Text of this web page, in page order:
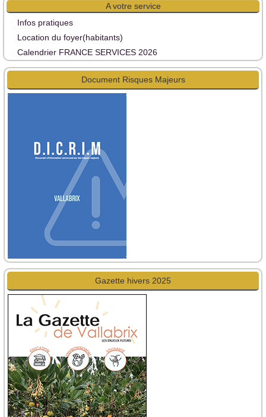
A votre service
Infos pratiques
Location du foyer(habitants)
Calendrier FRANCE SERVICES 2026
Document Risques Majeurs
Gazette hivers 2025